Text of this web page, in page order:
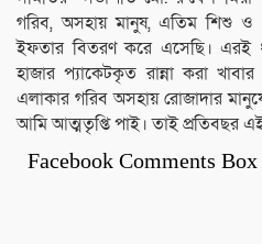
গরিব, অসহায় মানুষ, এতিম শিশু ও
ইফতার বিতরণ করে এসেছি। এরই
হাজার প্যাকেটকৃত রান্না করা
এলাকার গরিব অসহায় রোজাদার
আমি আত্মতৃপ্তি পাই। তাই প্রতিবছর
Facebook Comments Box